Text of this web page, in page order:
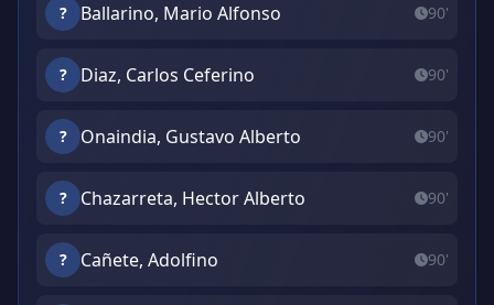
? Ballarino, Mario Alfonso 90'
? Diaz, Carlos Ceferino 90'
? Onaindia, Gustavo Alberto 90'
? Chazarreta, Hector Alberto 90'
? Cañete, Adolfino 90'